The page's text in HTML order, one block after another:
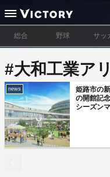
総合 野球 サッ
#大和工業ア
news
姫路市の
の開館記
シーズン